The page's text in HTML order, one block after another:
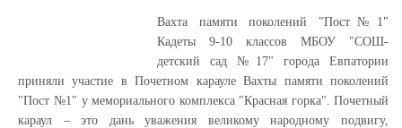
Вахта памяти поколений "Пост№1"
Кадеты 9-10 классов МБОУ "СОШ-
детский сад №17" города Евпатории
приняли участие в Почетном карауле Вахты памяти поколений
"Пост №1" у мемориального комплекса "Красная горка". Почетный
караул – это дань уважения великому народному подвигу,